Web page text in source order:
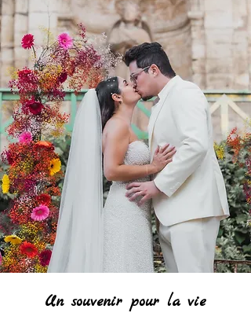
Un souvenir pour la vie